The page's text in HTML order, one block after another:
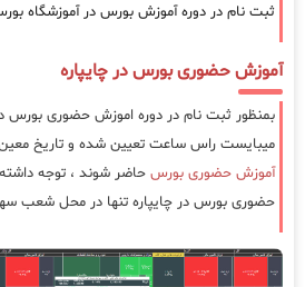
ثبت نام در دوره آموزش بورس در آموزشگاه
آموزش حضوری بورس در چایپاره
بمنظور ثبت نام در دوره اموزش حضوری بورس در
میبایست راس ساعت تعیین شده و تاریخ
آموزش حضوری بورس حاضر شوند ، توجه
حضوری بورس در چایپاره تنها در محل شعب